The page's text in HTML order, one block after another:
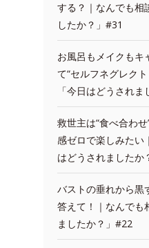
する？｜なんでも相
したか？」#31
お風呂もメイクもキ
て“セルフネグレク
「今日はどうされ
救世主は“食べ合わ
感ゼロで楽しみたい
はどうされましたか
バストの垂れから黒
答えて！｜なんでも
ましたか？」#22